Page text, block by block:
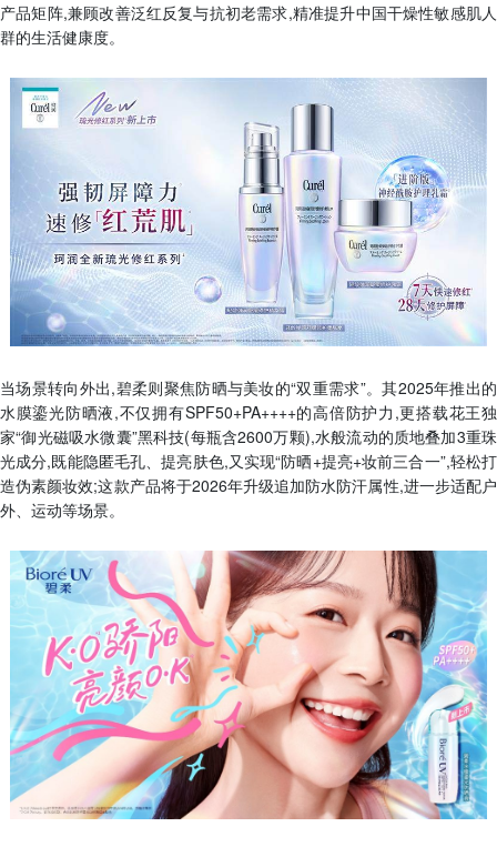
产品矩阵,兼顾改善泛红反复与抗初老需求,精准提升中国干燥性敏感肌人
群的生活健康度。
当场景转向外出,碧柔则聚焦防晒与美妆的“双重需求”。其2025年推出的
水膜鎏光防晒液,不仅拥有SPF50+PA++++的高倍防护力,更搭载花王独
家“御光磁吸水微囊”黑科技(每瓶含2600万颗),水般流动的质地叠加3重珠
光成分,既能隐匿毛孔、提亮肤色,又实现“防晒+提亮+妆前三合一”,轻松打
造伪素颜妆效;这款产品将于2026年升级追加防水防汗属性,进一步适配户
外、运动等场景。